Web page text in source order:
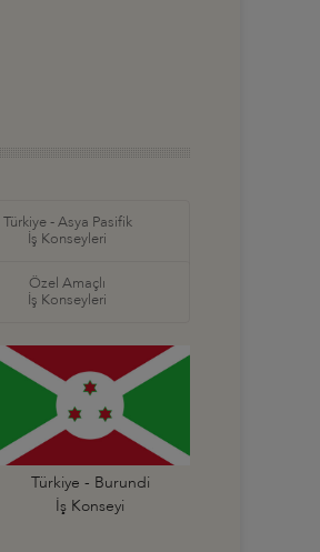
Türkiye - Asya Pasifik
İş Konseyleri
Özel Amaçlı
İş Konseyleri
Türkiye - Burundi
İş Konseyi